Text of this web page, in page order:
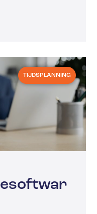
TIJDSPLANNING